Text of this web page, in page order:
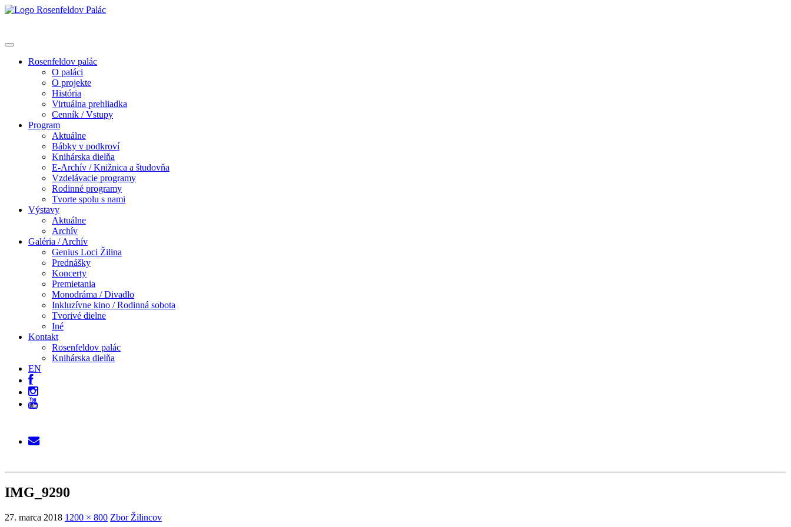
Rosenfeldov palác
O paláci
O projekte
História
Virtuálna prehliadka
Cenník / Vstupy
Program
Aktuálne
Bábky v podkroví
Knihárska dielňa
E-Archív / Knižnica a študovňa
Vzdelávacie programy
Rodinné programy
Tvorte spolu s nami
Výstavy
Aktuálne
Archív
Galéria / Archív
Genius Loci Žilina
Prednášky
Koncerty
Premietania
Monodráma / Divadlo
Inkluzívne kino / Rodinná sobota
Tvorivé dielne
Iné
Kontakt
Rosenfeldov palác
Knihárska dielňa
EN
IMG_9290
27. marca 2018 1200 × 800 Zbor Žilincov